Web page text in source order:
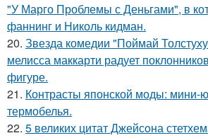
"У Марго Проблемы с Деньгами", в
фаннинг и Николь кидман.
20. Звезда комедии "Поймай
мелисса маккарти радует
фигуре.
21. Контрасты японской моды: мини-
термобелья.
22. 5 великих цитат Джейсoна